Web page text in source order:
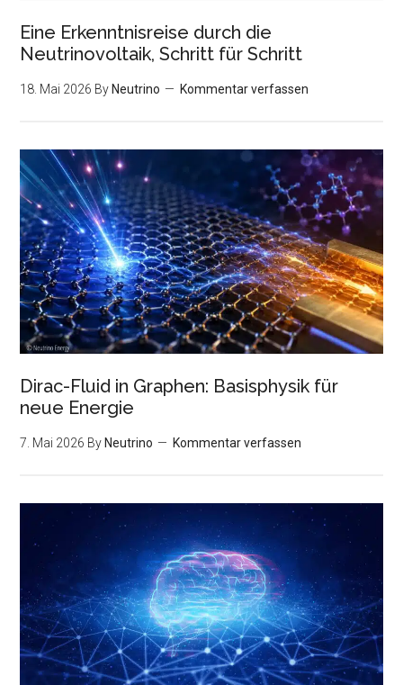
Eine Erkenntnisreise durch die
Neutrinovoltaik, Schritt für Schritt
18. Mai 2026 By Neutrino Kommentar verfassen
Dirac-Fluid in Graphen: Basisphysik für
neue Energie
7. Mai 2026 By Neutrino Kommentar verfassen